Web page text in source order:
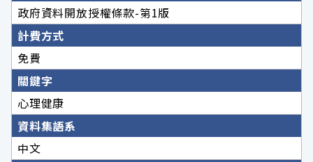
政府資料開放授權條款-第1版
計費方式
免費
關鍵字
心理健康
資料集語系
中文